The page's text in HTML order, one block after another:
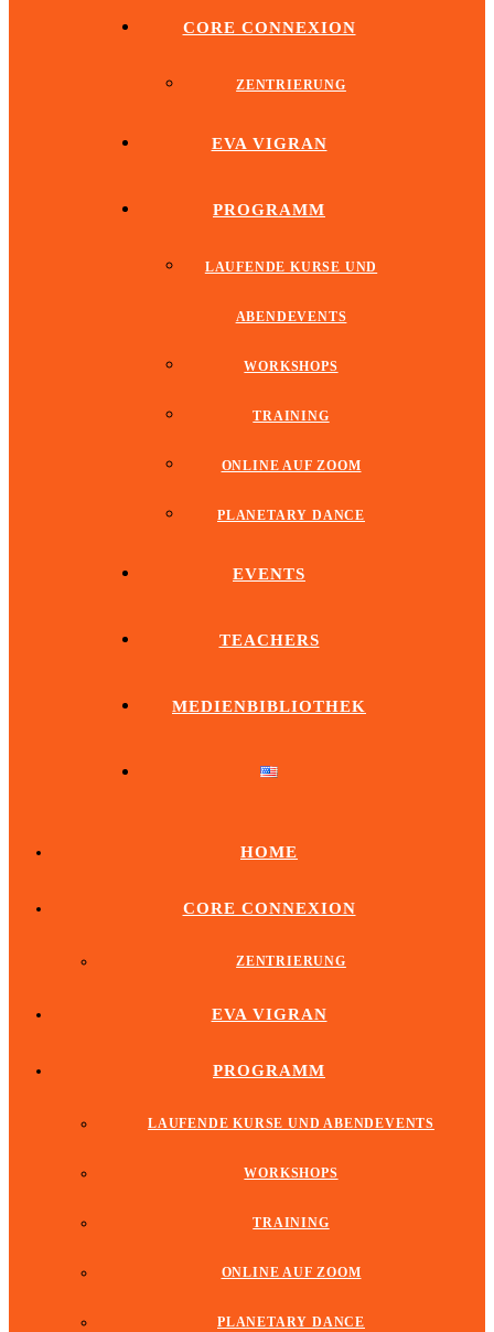
CORE CONNEXION
ZENTRIERUNG
EVA VIGRAN
PROGRAMM
LAUFENDE KURSE UND
ABENDEVENTS
WORKSHOPS
TRAINING
ONLINE AUF ZOOM
PLANETARY DANCE
EVENTS
TEACHERS
MEDIENBIBLIOTHEK
HOME
CORE CONNEXION
ZENTRIERUNG
EVA VIGRAN
PROGRAMM
LAUFENDE KURSE UND ABENDEVENTS
WORKSHOPS
TRAINING
ONLINE AUF ZOOM
PLANETARY DANCE